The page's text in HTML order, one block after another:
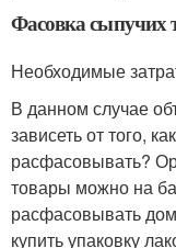
Фасовка сыпучих
Необходимые
В данном случае
зависеть от того,
расфасовывать?
товары можно на
расфасовывать
купить упаковку